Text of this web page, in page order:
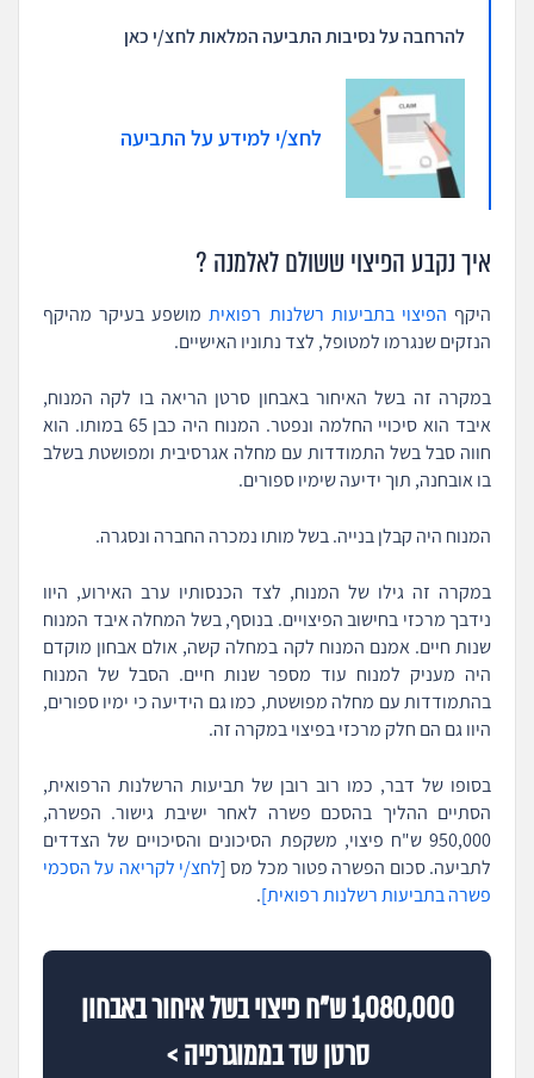
להרחבה על נסיבות התביעה המלאות לחצ/י כאן
לחצ/י למידע על התביעה
איך נקבע הפיצוי ששולם לאלמנה ?
היקף הפיצוי בתביעות רשלנות רפואיתמושפע בעיקר מהיקף
הנזקים שנגרמו למטופל, לצד נתוניו האישיים.
במקרה זה בשל האיחור באבחון סרטן הריאה בו לקה המנוח,
איבד הוא סיכויי החלמה ונפטר. המנוח היה כבן 65 במותו. הוא
חווה סבל בשל התמודדות עם מחלה אגרסיבית ומפושטת בשלב
בו אובחנה, תוך ידיעה שימיו ספורים.
המנוח היה קבלן בנייה. בשל מותו נמכרה החברה ונסגרה.
במקרה זה גילו של המנוח, לצד הכנסותיו ערב האירוע, היוו
נידבך מרכזי בחישוב הפיצויים. בנוסף, בשל המחלה איבד המנוח
שנות חיים. אמנם המנוח לקה במחלה קשה, אולם אבחון מוקדם
היה מעניק למנוח עוד מספר שנות חיים. הסבל של המנוח
בהתמודדות עם מחלה מפושטת, כמו גם הידיעה כי ימיו ספורים,
היוו גם הם חלק מרכזי בפיצוי במקרה זה.
בסופו של דבר, כמו רוב רובן של תביעות הרשלנות הרפואית,
הסתיים ההליך בהסכם פשרה לאחר ישיבת גישור. הפשרה,
950,000 ש"ח פיצוי, משקפת הסיכונים והסיכויים של הצדדים
לתביעה. סכום הפשרה פטור מכל מס [לחצ/י לקריאה על הסכמי
פשרה בתביעות רשלנות רפואית].
1,080,000 ש"ח פיצוי בשל איחור באבחון
סרטן שד בממוגרפיה >